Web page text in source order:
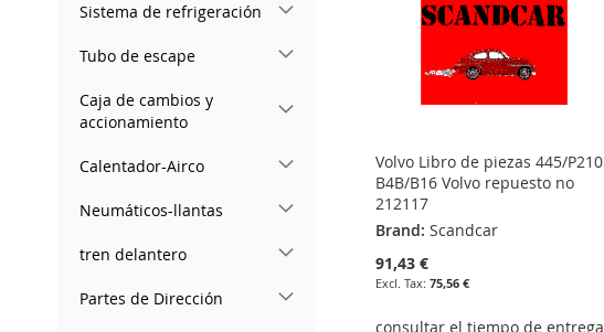
Volvo Libro de piezas 445/P210
B4B/B16 Volvo repuesto no
212117
Brand: Scandcar
91,43 €
75,56 €
consultar el tiempo de entrega
Sistema de refrigeración
Tubo de escape
Caja de cambios y
accionamiento
Calentador-Airco
Neumáticos-llantas
tren delantero
Partes de Dirección